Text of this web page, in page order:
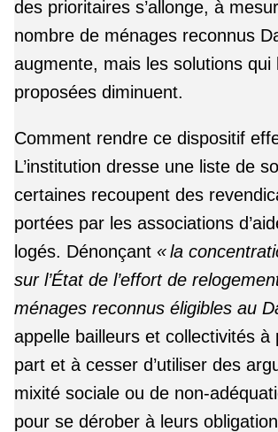
des prioritaires s’allonge, à
nombre de ménages reconnus
augmente, mais les solutions qui
proposées diminuent.
Comment rendre ce dispositif
L’institution dresse une liste de
certaines recoupent des
portées par les associations
logés. Dénonçant « la
sur l’État de l’effort de
ménages reconnus éligibles au
appelle bailleurs et collectivités à
part et à cesser d’utiliser des
mixité sociale ou de non-
pour se dérober à leurs